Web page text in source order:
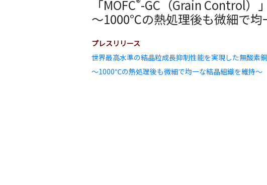
「MOFC -GC（Grain Control）
～1000℃の熱処理後も微細で均
プレスリリース
世界最高水準の結晶粒成長抑制性能を実現した無酸素
～1000℃の熱処理後も微細で均一な結晶組織を維持～